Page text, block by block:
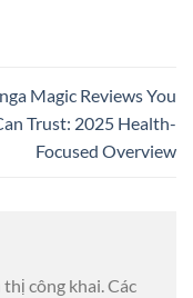
Magic Reviews You
Trust: 2025 Health-
Focused Overview
công khai.Các